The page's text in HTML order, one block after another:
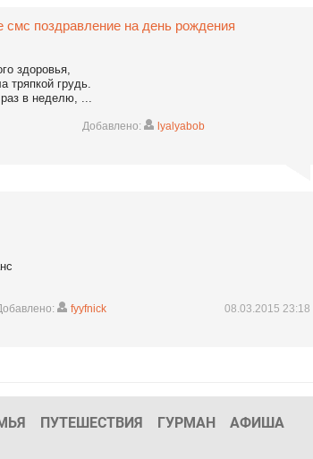
смс поздравление на день рождения
здоровья,
тряпкой грудь.
в неделю, ...
Добавлено: lyalyabob
fyyfnick 08.03.2015 23:18
ПУТЕШЕСТВИЯ ГУРМАН АФИША